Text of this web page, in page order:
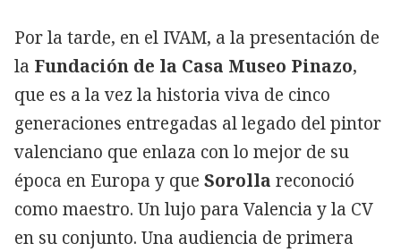
Por la tarde, en el IVAM, a la presentación de
la Fundación de la Casa Museo Pinazo,
que es a la vez la historia viva de cinco
generaciones entregadas al legado del pintor
valenciano que enlaza con lo mejor de su
época en Europa y que Sorolla reconoció
como maestro. Un lujo para Valencia y la CV
en su conjunto. Una audiencia de primera